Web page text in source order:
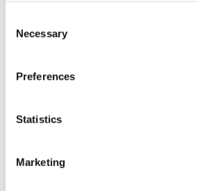
Selection
Necessary
Preferences
Statistics
Marketing
Management
1 oktober 2026
Locatie: